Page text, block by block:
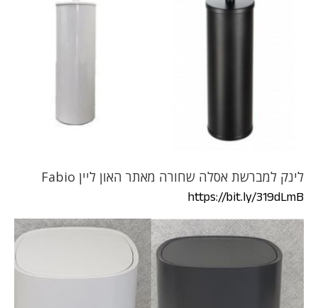
לינק למברשת אסלה שחורה מאתר האון ליין Fabio
https://bit.ly/319dLmB